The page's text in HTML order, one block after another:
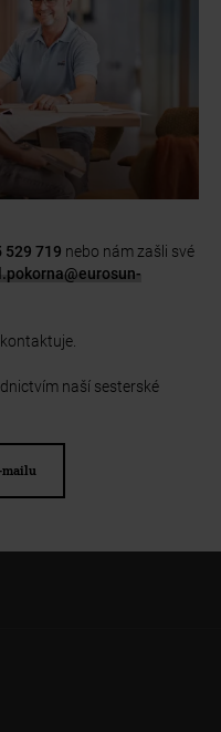
529 719 nebo nám zašli své
l.pokorna@eurosun-
naší sesterské